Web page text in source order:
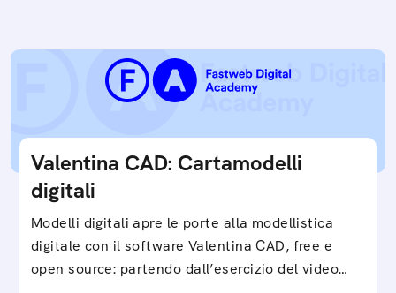
Valentina CAD: Cartamodelli
digitali
Modelli digitali apre le porte alla modellistica
digitale con il software Valentina CAD, free e
open source: partendo dall’esercizio del video…